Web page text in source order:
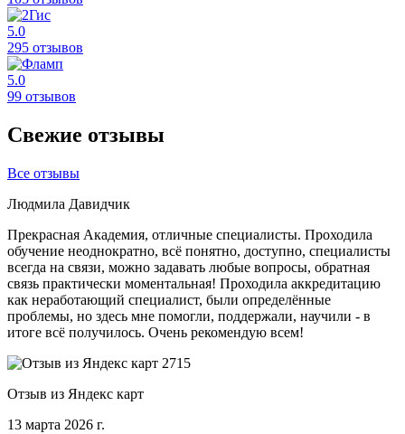
5.0
295 отзывов
5.0
99 отзывов
Свежие отзывы
Все отзывы
Людмила Давидчик
Прекрасная Академия, отличные специалисты. Проходила
обучение неоднократно, всё понятно, доступно, специалисты
всегда на связи, можно задавать любые вопросы, обратная
связь практически моментальная! Проходила аккредитацию
как неработающий специалист, были определённые
проблемы, но здесь мне помогли, поддержали, научили - в
итоге всё получилось. Очень рекомендую всем!
Отзыв из Яндекс карт
13 марта 2026 г.